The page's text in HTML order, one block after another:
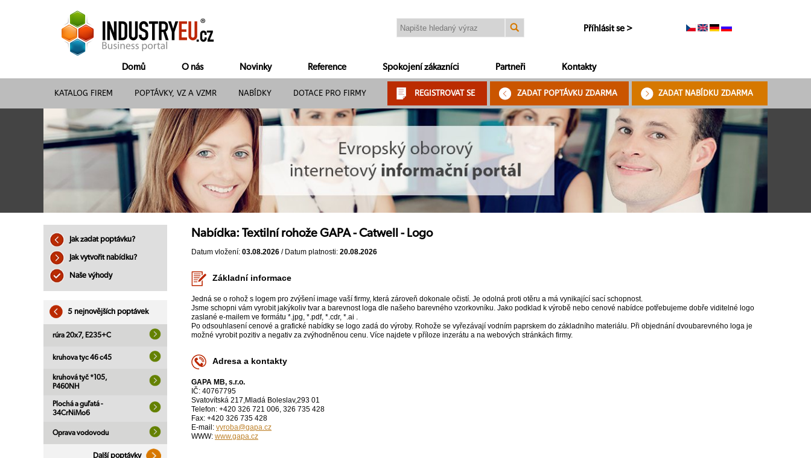
Příhlásit se >
Domů O nás Novinky Reference Spokojení zákazníci Partneři Kontakty
KATALOG FIREM POPTÁVKY, VZ A VZMR NABÍDKY DOTACE PRO FIRMY REGISTROVAT SE ZADAT POPTÁVKU ZDARMA ZADAT NABÍDKU ZDARMA
Jak zadat poptávku?
Jak vytvořit nabídku?
Naše výhody
5 nejnovějších poptávek
rúra 20x7, E235+C
kruhova tyc 46 c45
kruhová tyč *105,
P460NH
Plochá a guľatá -
34CrNiMo6
Oprava vodovodu
Další poptávky
Nabídka: Textilní rohože GAPA - Catwell - Logo
Datum vložení: 03.08.2026 / Datum platnosti: 20.08.2026
Základní informace
Jedná se o rohož s logem pro zvýšení image vaší firmy, která zároveň dokonale očistí. Je odolná proti otěru a má vynikající sací schopnost.
Jsme schopni vám vyrobit jakýkoliv tvar a barevnost loga dle našeho barevného vzorkovníku. Jako podklad k výrobě nebo cenové nabídce potřebujeme dobře viditelné logo
zaslané e-mailem ve formátu *.jpg, *.pdf, *.cdr, *.ai .
Po odsouhlasení cenové a grafické nabídky se logo zadá do výroby. Rohože se vyřezávají vodním paprskem do základního materiálu. Při objednání dvoubarevného loga je
možné vyrobit pozitiv a negativ za zvýhodněnou cenu. Více najdete v příloze inzerátu a na webových stránkách firmy.
Adresa a kontakty
GAPA MB, s.r.o.
IČ: 40767795
Svatovítská 217,Mladá Boleslav,293 01
Telefon: +420 326 721 006, 326 735 428
Fax: +420 326 735 428
E-mail: vyroba@gapa.cz
WWW: www.gapa.cz